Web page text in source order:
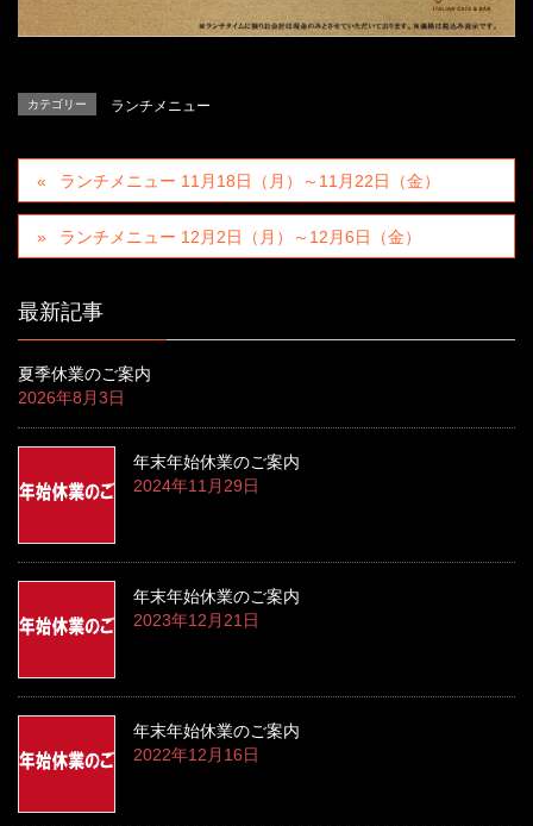
カテゴリー ランチメニュー
ランチメニュー 11月18日（月）～11月22日（金）
ランチメニュー 12月2日（月）～12月6日（金）
最新記事
夏季休業のご案内
2026年8月3日
年末年始休業のご案内
2024年11月29日
年末年始休業のご案内
2023年12月21日
年末年始休業のご案内
2022年12月16日